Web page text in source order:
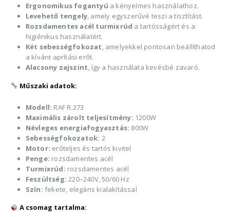
Ergonomikus fogantyú a kényelmes használathoz.
Levehető tengely, amely egyszerűvé teszi a tisztítást.
Rozsdamentes acél turmixrúd a tartósságért és a
higiénikus használatért.
Két sebességfokozat, amelyekkel pontosan beállíthatod
a kívánt aprítási erőt.
Alacsony zajszint, így a használata kevésbé zavaró.
Műszaki adatok:
Modell: RAF R.273
Maximális zárolt teljesítmény: 1200W
Névleges energiafogyasztás: 800W
Sebességfokozatok: 2
Motor: erőteljes és tartós kivitel
Penge: rozsdamentes acél
Turmixrúd: rozsdamentes acél
Feszültség: 220–240V, 50/60 Hz
Szín: fekete, elegáns kialakítással
A csomag tartalma: